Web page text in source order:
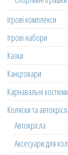
Ігрові комплекси
Ігрові набори
Казки
Канцтовари
Карнавальні
Коляски та
Автокрісла
Аксесуари для